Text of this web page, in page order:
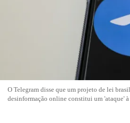
O Telegram disse que um projeto de lei
desinformação online constitui um 'ataque'